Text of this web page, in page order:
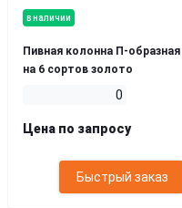
в наличии
Пивная колонна П-образная
на 6 сортов золото
0
Цена по запросу
Быстрый заказ